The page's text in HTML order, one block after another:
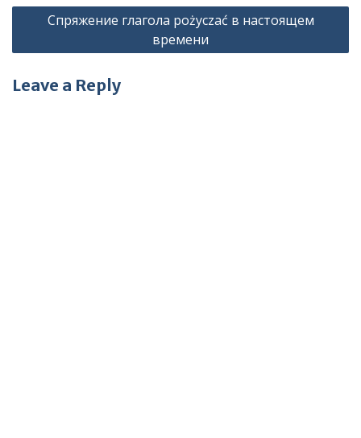
Спряжение глагола pożyczać в настоящем
времени
Leave a Reply